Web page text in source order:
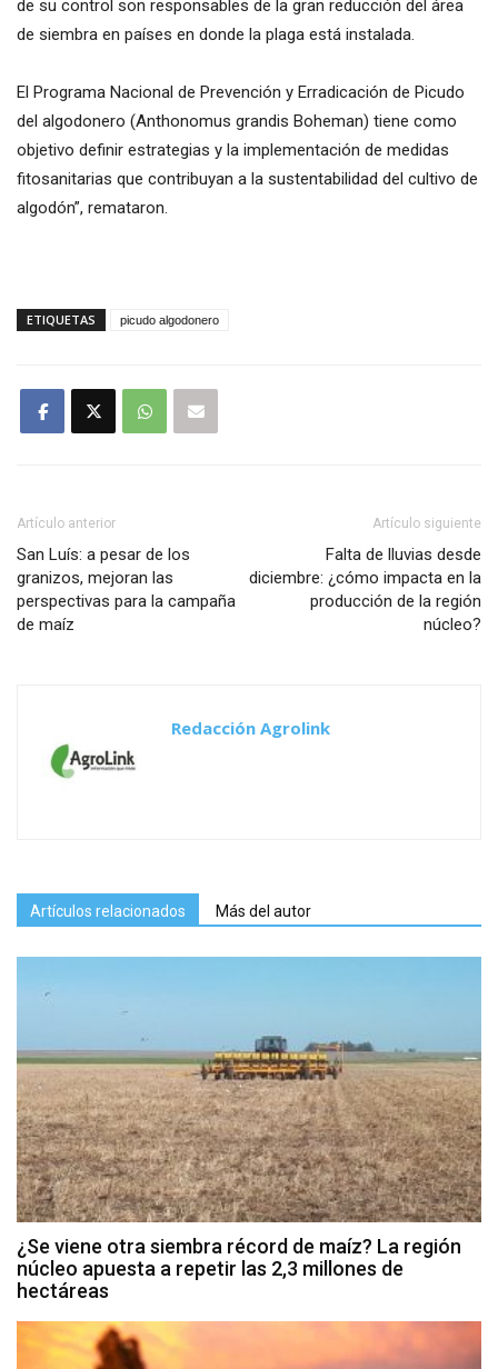
de su control son responsables de la gran reducción del área
de siembra en países en donde la plaga está instalada.
El Programa Nacional de Prevención y Erradicación de Picudo
del algodonero (Anthonomus grandis Boheman) tiene como
objetivo definir estrategias y la implementación de medidas
fitosanitarias que contribuyan a la sustentabilidad del cultivo de
algodón”, remataron.
ETIQUETAS picudo algodonero
Artículo anterior
San Luís: a pesar de los
granizos, mejoran las
perspectivas para la campaña
de maíz
Artículo siguiente
Falta de lluvias desde
diciembre: ¿cómo impacta en la
producción de la región
núcleo?
Redacción Agrolink
Artículos relacionados Más del autor
¿Se viene otra siembra récord de maíz? La región
núcleo apuesta a repetir las 2,3 millones de
hectáreas